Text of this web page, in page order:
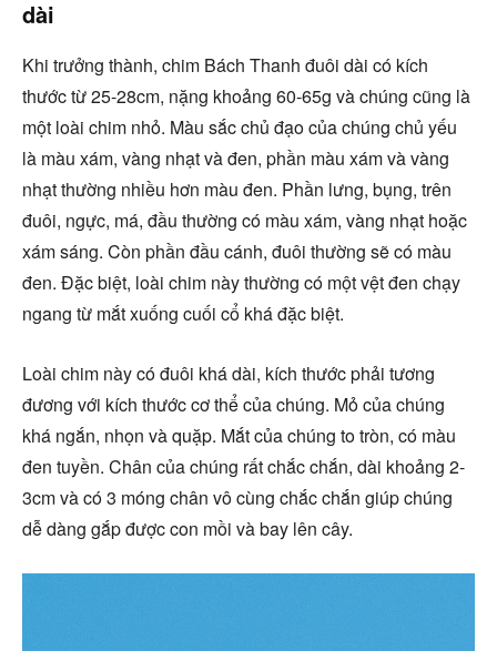
dài
Khi trưởng thành, chim Bách Thanh đuôi dài có kích
thước từ 25-28cm, nặng khoảng 60-65g và chúng cũng là
một loài chim nhỏ. Màu sắc chủ đạo của chúng chủ yếu
là màu xám, vàng nhạt và đen, phần màu xám và vàng
nhạt thường nhiều hơn màu đen. Phần lưng, bụng, trên
đuôi, ngực, má, đầu thường có màu xám, vàng nhạt hoặc
xám sáng. Còn phần đầu cánh, đuôi thường sẽ có màu
đen. Đặc biệt, loài chim này thường có một vệt đen chạy
ngang từ mắt xuống cuối cổ khá đặc biệt.
Loài chim này có đuôi khá dài, kích thước phải tương
đương với kích thước cơ thể của chúng. Mỏ của chúng
khá ngắn, nhọn và quặp. Mắt của chúng to tròn, có màu
đen tuyền. Chân của chúng rất chắc chắn, dài khoảng 2-
3cm và có 3 móng chân vô cùng chắc chắn giúp chúng
dễ dàng gắp được con mồi và bay lên cây.